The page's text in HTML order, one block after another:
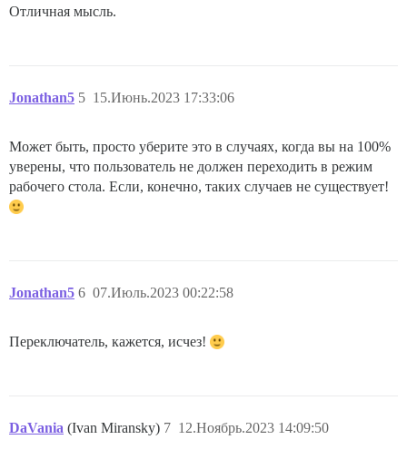
Отличная мысль.
Jonathan5 15.Июнь.2023 17:33:06
5
Может быть, просто уберите это в случаях, когда вы на 100%
уверены, что пользователь не должен переходить в режим
рабочего стола. Если, конечно, таких случаев не существует!
Jonathan5 07.Июль.2023 00:22:58
6
Переключатель, кажется, исчез!
DaVania (Ivan Miransky) 12.Ноябрь.2023 14:09:50
7